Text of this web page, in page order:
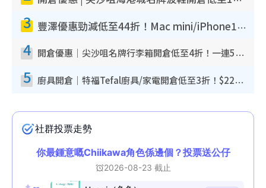
3 豐澤優惠勁減低至44折！Mac mini/iPhone17Pro大減價！廚房家電$220起
4 開倉優惠｜尖沙咀名牌行李箱開倉低至4折！一連5日 American Tourister/ace./Hallmark $200起！
5 廚具開倉｜特福Tefal廚具/家電開倉低至3折！$220起買平底鍋/炒鑊/湯煲！電飯煲/吸塵機/燙斗$418起